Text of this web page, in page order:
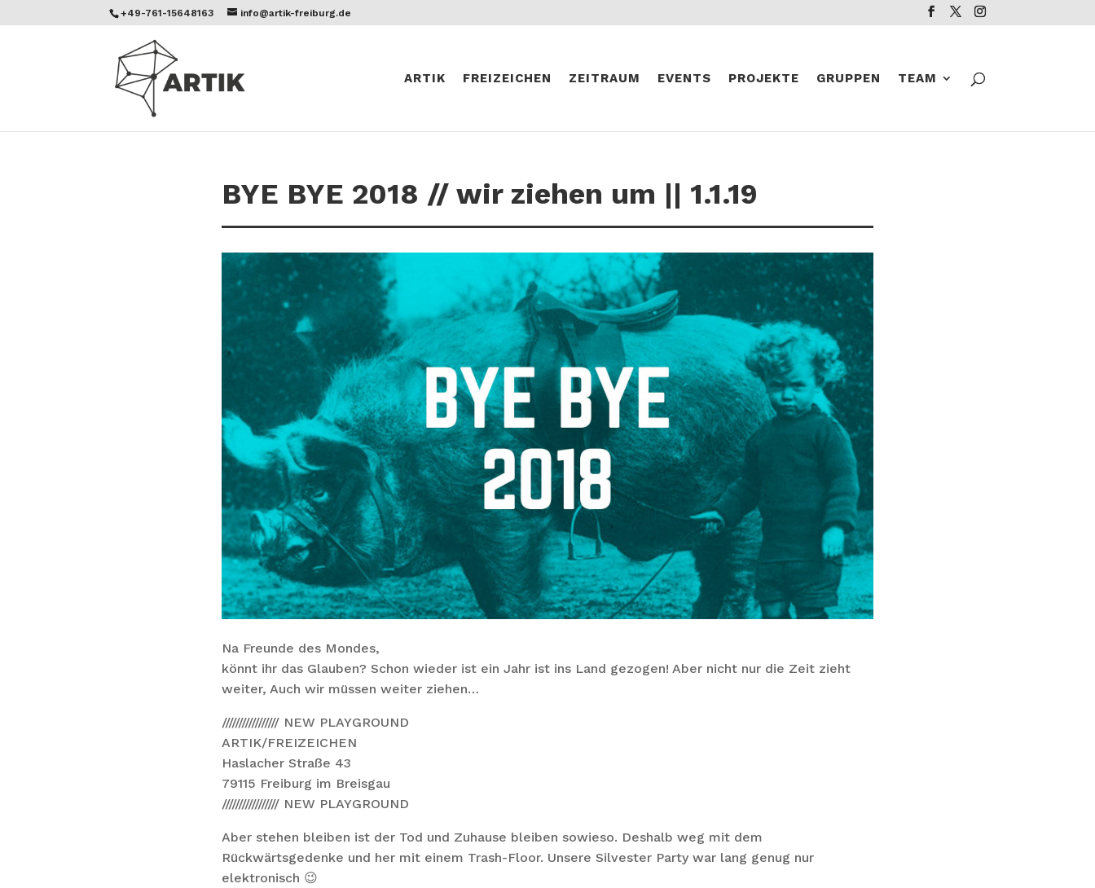
+49-761-15648163 info@artik-freiburg.de
ARTIK FREIZEICHEN ZEITRAUM EVENTS PROJEKTE GRUPPEN TEAM
BYE BYE 2018 // wir ziehen um || 1.1.19
Na Freunde des Mondes,
könnt ihr das Glauben? Schon wieder ist ein Jahr ist ins Land gezogen! Aber nicht nur die Zeit zieht
weiter, Auch wir müssen weiter ziehen…
///////////////// NEW PLAYGROUND
ARTIK/FREIZEICHEN
Haslacher Straße 43
79115 Freiburg im Breisgau
///////////////// NEW PLAYGROUND
Aber stehen bleiben ist der Tod und Zuhause bleiben sowieso. Deshalb weg mit dem
Rückwärtsgedenke und her mit einem Trash-Floor. Unsere Silvester Party war lang genug nur
elektronisch 😉